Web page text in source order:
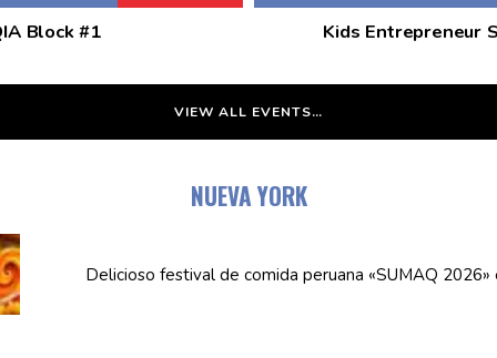
Block #1 Kids Entrepreneur
VIEW ALL EVENTS…
NUEVA YORK
Delicioso festival de comida peruana «SUMAQ